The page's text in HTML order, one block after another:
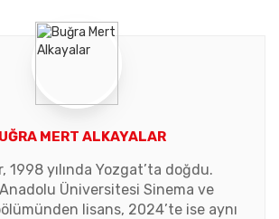
MERT ALKAYALAR
1998 yılında Yozgat’ta doğdu.
Üniversitesi Sinema ve
lisans, 2024’te ise aynı